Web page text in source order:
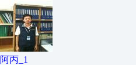
阿丙_1